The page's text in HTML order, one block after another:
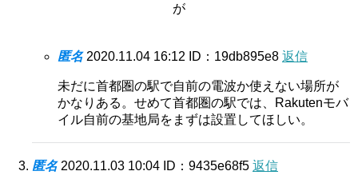
が
匿名 2020.11.04 16:12 ID：19db895e8 返信
未だに首都圏の駅で自前の電波か使えない場所が
かなりある。せめて首都圏の駅では、Rakutenモバ
イル自前の基地局をまずは設置してほしい。
匿名 2020.11.03 10:04 ID：9435e68f5 返信